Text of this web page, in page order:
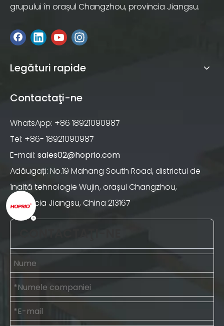
grupului în orașul Changzhou, provincia Jiangsu.
Legături rapide
Contactaţi-ne
WhatsApp: +86 18921090987
Tel: +86- 18921090987
E-mail: sales02@hoprio.com
Adăugați: No.19 Mahang South Road, districtul de
înaltă tehnologie Wujin, orașul Changzhou,
provincia Jiangsu, China 213167